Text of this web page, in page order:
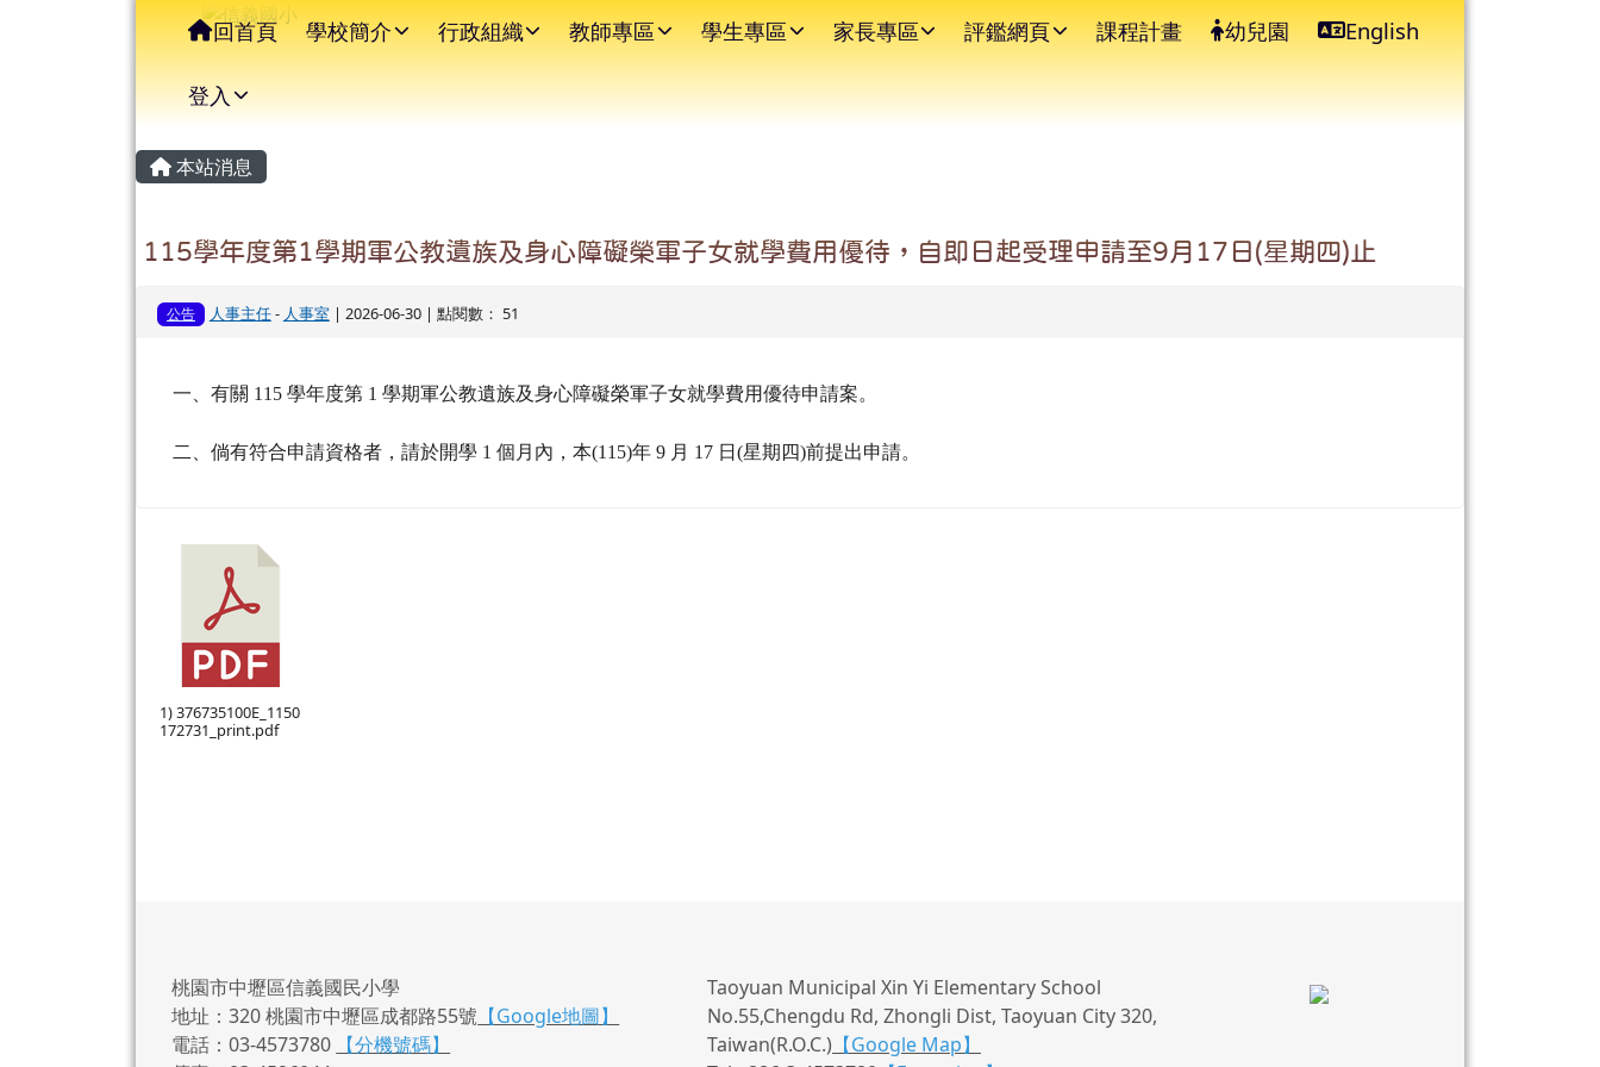
信義國小 ⏸
導覽列
回首頁 學校簡介 行政組織 教師專區 學生專區 家長專區 評鑑網頁 課程計畫 幼兒園 English
登入
主內容區域
本站消息
115學年度第1學期軍公教遺族及身心障礙榮軍子女就學費用優待，自即日起受理申請至9月17日(星期四)止
公告 人事主任- 人事室 | 2026-06-30 | 點閱數： 51
一、有關 115 學年度第 1 學期軍公教遺族及身心障礙榮軍子女就學費用優待申請案。
二、倘有符合申請資格者，請於開學 1 個月內，本(115)年 9 月 17 日(星期四)前提出申請。
1) 376735100E_1150
172731_print.pdf
頁尾區域
桃園市中壢區信義國民小學
地址：320 桃園市中壢區成都路55號 【Google地圖】
電話：03-4573780
【分機號碼】
Taoyuan Municipal Xin Yi Elementary School
No.55,Chengdu Rd, Zhongli Dist, Taoyuan City 320,
Taiwan(R.O.C.) 【Google Map】